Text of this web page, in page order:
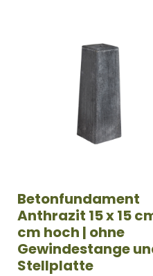
Betonfundament
Anthrazit 15 x 15
cm hoch | ohne
Gewindestange
Stellplatte